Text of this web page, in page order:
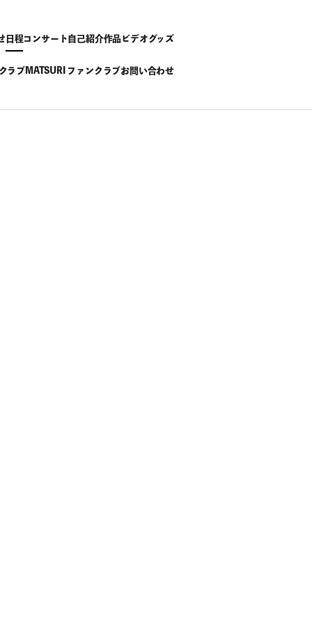
日程コンサート自己紹介作品ビデオグッズ
ラブMATSURI ファンクラブお問い合わせ